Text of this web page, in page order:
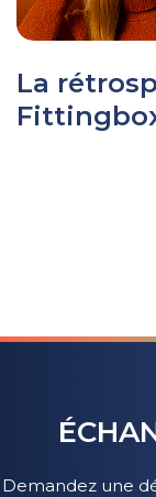
La
Demandez une